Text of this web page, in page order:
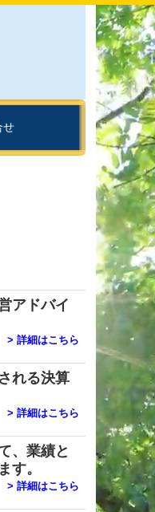
せ
アドバイ
> 詳細はこちら
れる決算
> 詳細はこちら
、業績と
す。
> 詳細はこちら